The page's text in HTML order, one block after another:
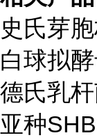
史氏芽
白球拟
德氏乳
亚种